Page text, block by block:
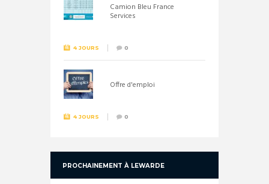
Camion Bleu France
Services
4 JOURS 0
Offre d'emploi
4 JOURS 0
PROCHAINEMENT À LEWARDE